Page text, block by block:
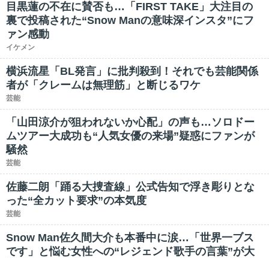
目黒蓮の不在に賛否も…「FIRST TAKE」大注目の
裏で投稿された“Snow Manの意味深インスタ”にフ
ァン感動
イケメン
横浜流星「BL発言」に批判殺到！それでも芸能関係
者が「クレームは無理筋」と断じるワケ
芸能
「山田涼介が狙われないか心配」の声も…ソロドー
ムツアー大成功も“人気女優の来場”疑惑にファンが
騒然
芸能
佐藤二朗「踊る大捜査線」公式告知で浮き彫りとな
った“全カット要求”の本気度
芸能
Snow Man佐久間大介も本番中に涙…「世界一ブス
です」と悩む女性への“レジェンド歌手の言葉”が大